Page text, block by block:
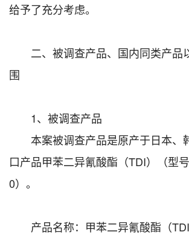
给予了充分考虑。
二、被调查产品、国内同类产品
围
1、被调查产品
本案被调查产品是原产于日本、
口产品甲苯二异氰酸酯（TDI）（型
0）。
产品名称：甲苯二异氰酸酯（